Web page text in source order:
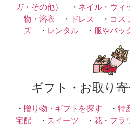
ガ・その他）
・ ネイル・ウィ
物・浴衣 ・ ドレス ・ コス
ズ ・ レンタル ・ 服やバッ
ギフト・お取り
・ 贈り物・ギフトを探す ・ 特
宅配 ・ スイーツ ・ 花・フラ